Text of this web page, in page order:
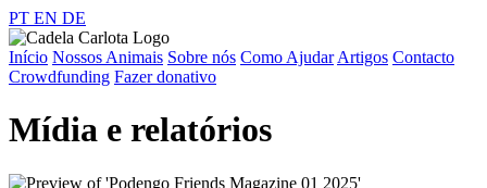
PT EN DE
Início Nossos Animais Sobre nós Como Ajudar Artigos Contacto
Crowdfunding Fazer donativo
Mídia e relatórios